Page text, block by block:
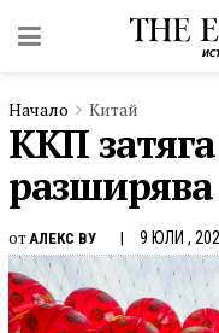
Начало Китай
ККП
от АЛЕКС ВУ 9 ЮЛИ ,